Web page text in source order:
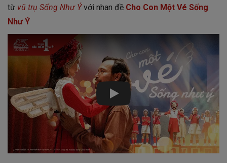
từ vũ trụ Sống Như Ý với nhan đề Cho Con Một Vé Sống
Như Ý